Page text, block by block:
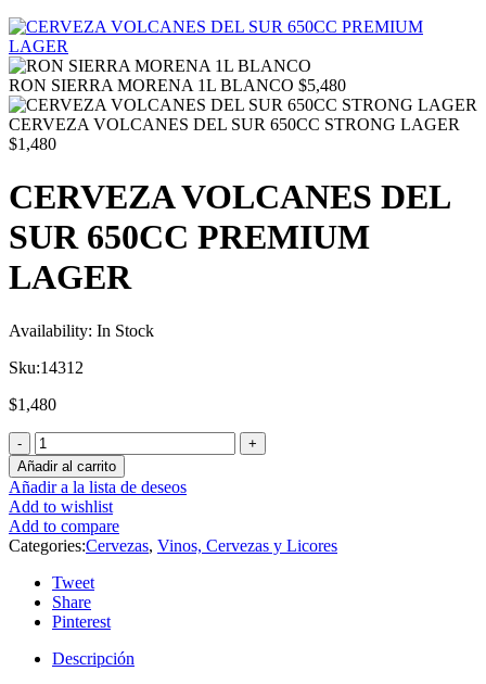
RON SIERRA MORENA 1L BLANCO $5,480
CERVEZA VOLCANES DEL SUR 650CC STRONG LAGER
$1,480
CERVEZA VOLCANES DEL
SUR 650CC PREMIUM
LAGER
Availability: In Stock
Sku:14312
$1,480
Añadir al carrito
Añadir a la lista de deseos
Add to wishlist
Add to compare
Categories:Cervezas, Vinos, Cervezas y Licores
Tweet
Share
Pinterest
Descripción